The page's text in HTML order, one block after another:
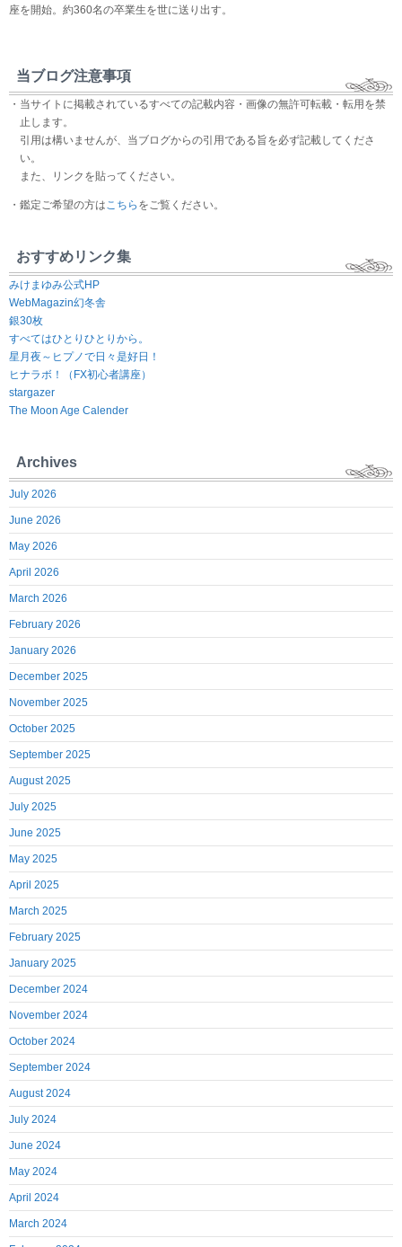
座を開始。約360名の卒業生を世に送り出す。
当ブログ注意事項
・当サイトに掲載されているすべての記載内容・画像の無許可転載・転用を禁
止します。
引用は構いませんが、当ブログからの引用である旨を必ず記載してくださ
い。
また、リンクを貼ってください。
・鑑定ご希望の方はこちら をご覧ください。
おすすめリンク集
みけまゆみ公式HP
WebMagazin幻冬舎
銀30枚
すべてはひとりひとりから。
星月夜～ヒプノで日々是好日！
ヒナラボ！（FX初心者講座）
stargazer
The Moon Age Calender
Archives
July 2026
June 2026
May 2026
April 2026
March 2026
February 2026
January 2026
December 2025
November 2025
October 2025
September 2025
August 2025
July 2025
June 2025
May 2025
April 2025
March 2025
February 2025
January 2025
December 2024
November 2024
October 2024
September 2024
August 2024
July 2024
June 2024
May 2024
April 2024
March 2024